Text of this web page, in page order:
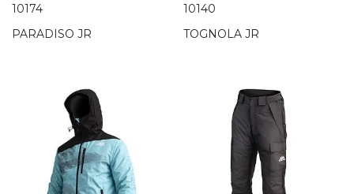
10174
PARADISO JR
10140
TOGNOLA JR